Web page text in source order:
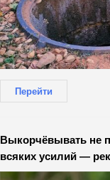
Перейти
Выкорчёвывать не
всяких усилий —